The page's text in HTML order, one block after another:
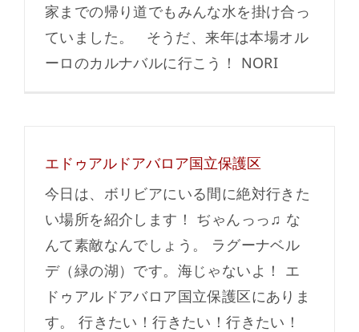
家までの帰り道でもみんな水を掛け合っ
ていました。 そうだ、来年は本場オル
ーロのカルナバルに行こう！ NORI
エドゥアルドアバロア国立保護区
今日は、ボリビアにいる間に絶対行きた
い場所を紹介します！ ぢゃんっっ♫ な
んて素敵なんでしょう。 ラグーナベル
デ（緑の湖）です。海じゃないよ！ エ
ドゥアルドアバロア国立保護区にありま
す。 行きたい！行きたい！行きたい！